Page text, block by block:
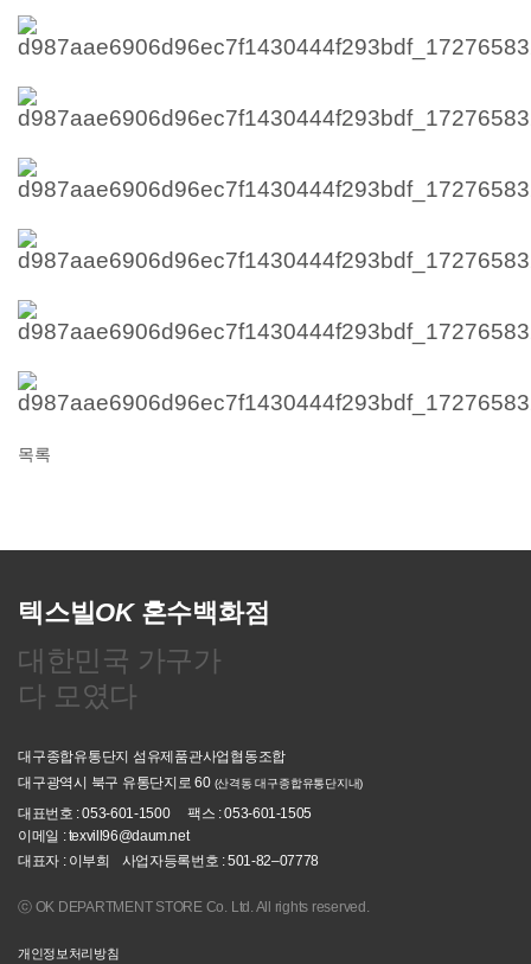
목록
텍스빌OK혼수백화점
대한민국 가구가
다 모였다
대구종합유통단지 섬유제품관사업협동조합
대구광역시 북구 유통단지로 60 (산격동 대구종합유통단지내)
대표번호 : 053-601-1500
팩스 : 053-601-1505
이메일 : texvill96@daum.net
대표자 : 이부희
사업자등록번호 : 501-82–07778
ⓒ OK DEPARTMENT STORE Co. Ltd. All rights reserved.
개인정보처리방침